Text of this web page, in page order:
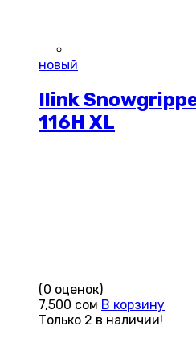
новый
Ilink
116H XL
(0 оценок)
7,500 сом В корзину
Только 2 в наличии!